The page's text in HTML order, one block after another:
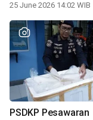
25 June 2026 14:02 WIB
PSDKP Pesawaran